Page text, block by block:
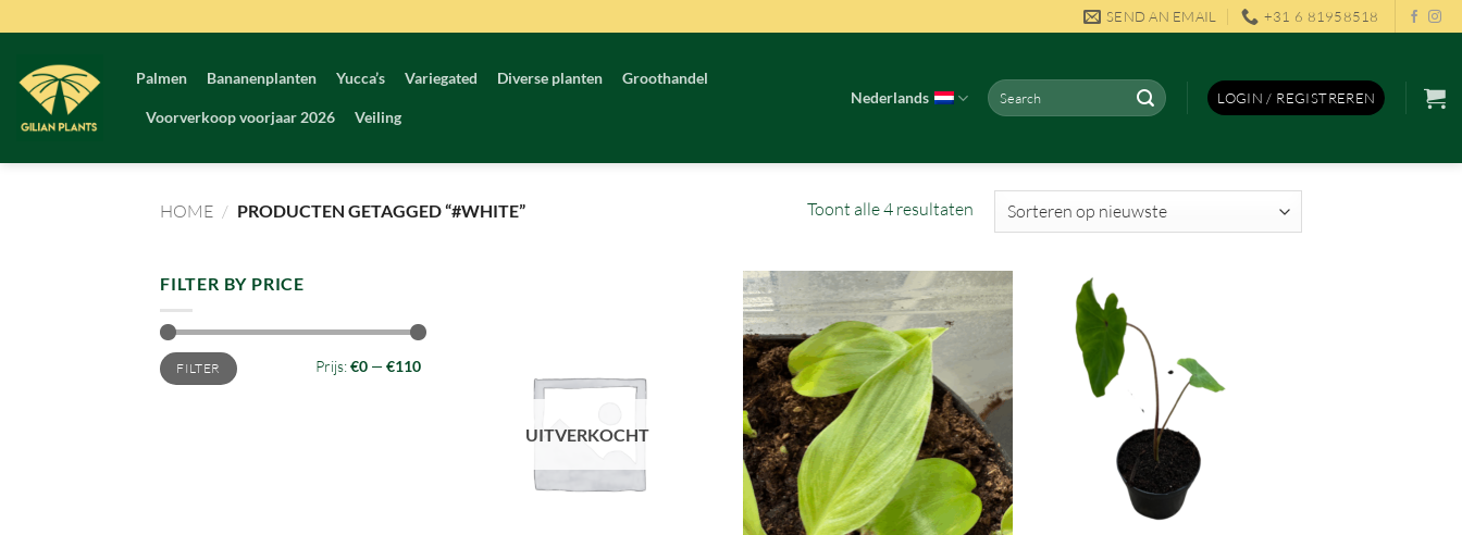
naar
inhoud
SEND AN EMAIL +31 6 81958518
Palmen Bananenplanten Yucca’s Variegated Diverse planten Groothandel
Voorverkoop voorjaar 2026 Veiling
Nederlands
Zoeken
naar:
LOGIN / REGISTREREN
HOME / PRODUCTEN GETAGGED “#WHITE” Toont alle 4 resultatenGesorteerd
FILTER BY PRICE
Min.
prijs
Max.
prijsFILTER Prijs:€0 —€110
UITVERKOCHT